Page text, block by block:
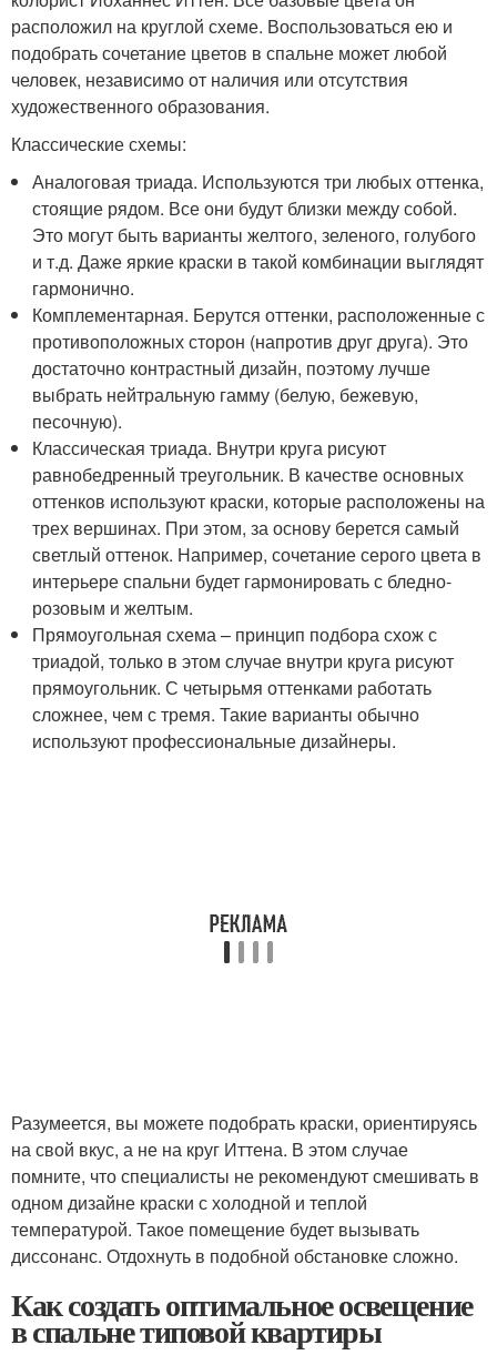
расположил на круглой схеме. Воспользоваться ею и
подобрать сочетание цветов в спальне может любой
человек, независимо от наличия или отсутствия
художественного образования.
Классические схемы:
Аналоговая триада. Используются три любых оттенка,
стоящие рядом. Все они будут близки между собой.
Это могут быть варианты желтого, зеленого, голубого
и т.д. Даже яркие краски в такой комбинации выглядят
гармонично.
Комплементарная. Берутся оттенки, расположенные с
противоположных сторон (напротив друг друга). Это
достаточно контрастный дизайн, поэтому лучше
выбрать нейтральную гамму (белую, бежевую,
песочную).
Классическая триада. Внутри круга рисуют
равнобедренный треугольник. В качестве основных
оттенков используют краски, которые расположены на
трех вершинах. При этом, за основу берется самый
светлый оттенок. Например, сочетание серого цвета в
интерьере спальни будет гармонировать с бледно-
розовым и желтым.
Прямоугольная схема – принцип подбора схож с
триадой, только в этом случае внутри круга рисуют
прямоугольник. С четырьмя оттенками работать
сложнее, чем с тремя. Такие варианты обычно
используют профессиональные дизайнеры.
Разумеется, вы можете подобрать краски, ориентируясь
на свой вкус, а не на круг Иттена. В этом случае
помните, что специалисты не рекомендуют смешивать в
одном дизайне краски с холодной и теплой
температурой. Такое помещение будет вызывать
диссонанс. Отдохнуть в подобной обстановке сложно.
Как создать оптимальное освещение
в спальне типовой квартиры